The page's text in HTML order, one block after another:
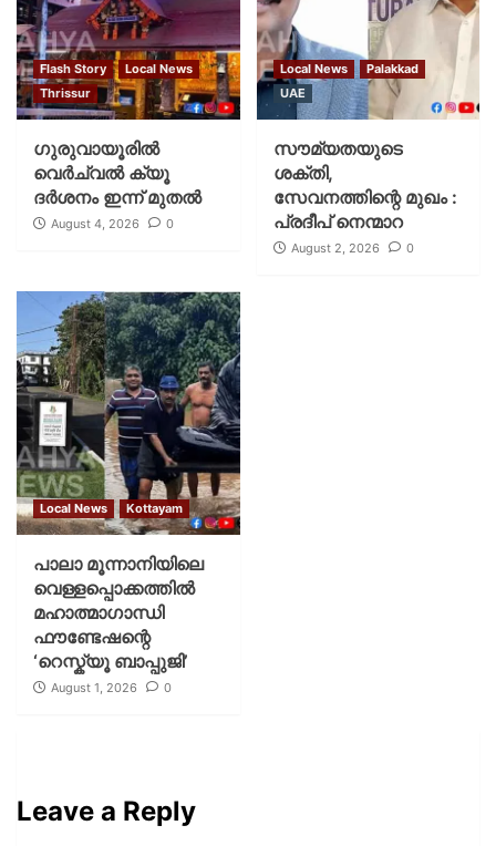
Flash Story
Local News
Thrissur
ഗുരുവായൂരില്‍
വെര്‍ച്വല്‍ ക്യൂ
ദര്‍ശനം ഇന്ന് മുതല്‍
August 4, 2026 0
Local News
Palakkad
UAE
സൗമ്യതയുടെ
ശക്തി,
സേവനത്തിന്റെ മുഖം :
പ്രദീപ് നെന്മാറ
August 2, 2026 0
Local News Kottayam
പാലാ മൂന്നാനിയിലെ
വെള്ളപ്പൊക്കത്തിൽ
മഹാത്മാഗാന്ധി
ഫൗണ്ടേഷന്റെ
‘റെസ്ക്യൂ ബാപ്പുജി’
August 1, 2026 0
Leave a Reply